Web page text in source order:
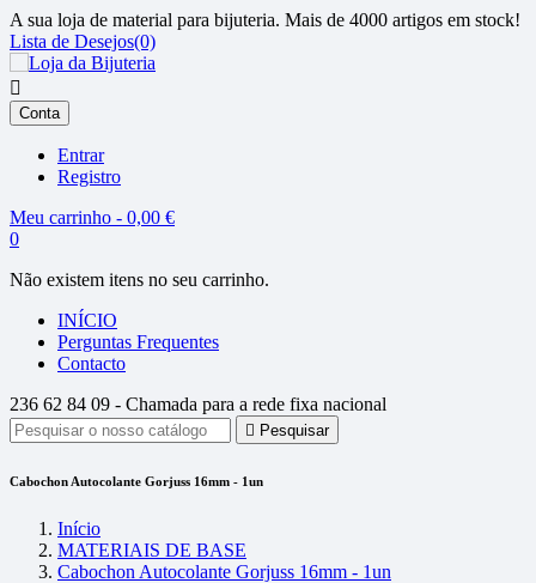
A sua loja de material para bijuteria. Mais de 4000 artigos em stock!
Lista de Desejos(0)

Conta
Entrar
Registro
Meu carrinho - 0,00 €
0
Não existem itens no seu carrinho.
INÍCIO
Perguntas Frequentes
Contacto
236 62 84 09 - Chamada para a rede fixa nacional
 Pesquisar
Cabochon Autocolante Gorjuss 16mm - 1un
Início
MATERIAIS DE BASE
Cabochon Autocolante Gorjuss 16mm - 1un